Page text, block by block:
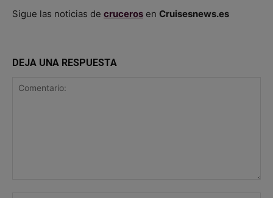
Sigue las noticias de cruceros en Cruisesnews.es
DEJA UNA RESPUESTA